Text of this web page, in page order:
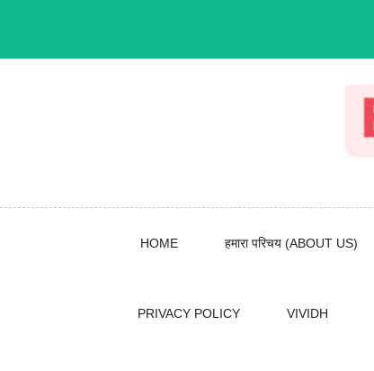
HOME हमारा परिचय (ABOUT US)
PRIVACY POLICY VIVIDH